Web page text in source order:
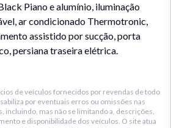
Piano e alumínio, iluminação
ar condicionado Thermotronic,
assistido por sucção, porta
persiana traseira elétrica.
de veículos fornecidos por revendas de todo
por eventuais erros ou omissões nas
incluindo, mas não se limitando a, descrições,
e disponibilidade dos veículos. O site atua